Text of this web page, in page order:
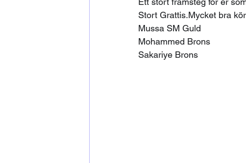
Stort Grattis.Mycket bra
Mussa SM Guld
Mohammed Brons
Sakariye Brons